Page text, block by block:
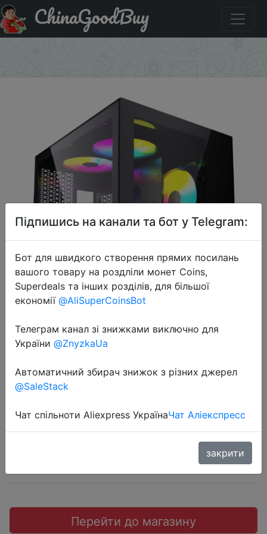
Придбати Корпус Powercase Vision Micro Black CVBM-
L4
ChinaGoodBuy
2022-08-20
Корпус Powercase Vision Micro
Black CVBM-L4
5990 руб.
Перейти до магазину
Підпишись на канали та бот у Telegram:
Бот для швидкого створення прямих посилань
вашого товару на роздліли монет Coins,
Superdeals та інших розділів, для більшої
економії @AliSuperCoinsBot
Телеграм канал зі знижками виключно для
України @ZnyzkaUa
Автоматичний збирач знижок з різних джерел
@SaleStack
Чат спільноти Aliexpress УкраїнаЧат Аліекспресс
закрити